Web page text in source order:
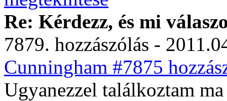
Re: Kérdezz, és mi
7879. hozzászólás -
Cunningham #7875
Ugyanezzel találkoztam